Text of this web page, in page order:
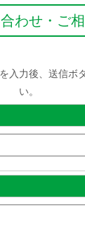
わせ・ご
入力後、送信ボ
い。